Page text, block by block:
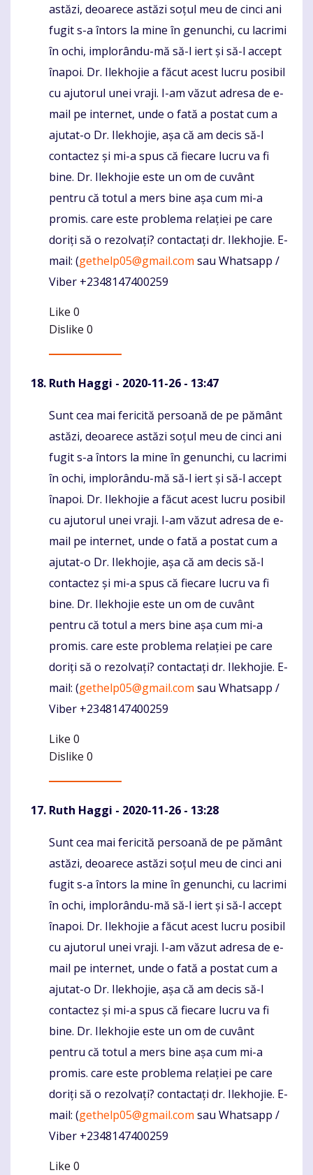
astăzi, deoarece astăzi soțul meu de cinci ani
fugit s-a întors la mine în genunchi, cu lacrimi
în ochi, implorându-mă să-l iert și să-l accept
înapoi. Dr. Ilekhojie a făcut acest lucru posibil
cu ajutorul unei vraji. I-am văzut adresa de e-
mail pe internet, unde o fată a postat cum a
ajutat-o Dr. Ilekhojie, așa că am decis să-l
contactez și mi-a spus că fiecare lucru va fi
bine. Dr. Ilekhojie este un om de cuvânt
pentru că totul a mers bine așa cum mi-a
promis. care este problema relației pe care
doriți să o rezolvați? contactați dr. Ilekhojie. E-
mail: (gethelp05@gmail.com sau Whatsapp /
Viber +2348147400259
Like 0
Dislike 0
Ruth Haggi - 2020-11-26 - 13:47
Komentaras
Sunt cea mai fericită persoană de pe pământ
astăzi, deoarece astăzi soțul meu de cinci ani
fugit s-a întors la mine în genunchi, cu lacrimi
în ochi, implorându-mă să-l iert și să-l accept
înapoi. Dr. Ilekhojie a făcut acest lucru posibil
cu ajutorul unei vraji. I-am văzut adresa de e-
mail pe internet, unde o fată a postat cum a
ajutat-o Dr. Ilekhojie, așa că am decis să-l
contactez și mi-a spus că fiecare lucru va fi
bine. Dr. Ilekhojie este un om de cuvânt
pentru că totul a mers bine așa cum mi-a
promis. care este problema relației pe care
doriți să o rezolvați? contactați dr. Ilekhojie. E-
mail: (gethelp05@gmail.com sau Whatsapp /
Viber +2348147400259
Like 0
Dislike 0
Ruth Haggi - 2020-11-26 - 13:28
Komentaras
Sunt cea mai fericită persoană de pe pământ
astăzi, deoarece astăzi soțul meu de cinci ani
fugit s-a întors la mine în genunchi, cu lacrimi
în ochi, implorându-mă să-l iert și să-l accept
înapoi. Dr. Ilekhojie a făcut acest lucru posibil
cu ajutorul unei vraji. I-am văzut adresa de e-
mail pe internet, unde o fată a postat cum a
ajutat-o Dr. Ilekhojie, așa că am decis să-l
contactez și mi-a spus că fiecare lucru va fi
bine. Dr. Ilekhojie este un om de cuvânt
pentru că totul a mers bine așa cum mi-a
promis. care este problema relației pe care
doriți să o rezolvați? contactați dr. Ilekhojie. E-
mail: (gethelp05@gmail.com sau Whatsapp /
Viber +2348147400259
Like 0